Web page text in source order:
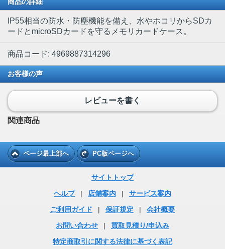
IP55相当の防水・防塵機能を備え、水やホコリからSDカ
ードとmicroSDカードを守るメモリカードケース。
商品コード: 4969887314296
お客様の声
レビューを書く
関連商品
ページ最上部へ PC版ページへ
サイトトップ
ヘルプ
| 店舗案内 |
サービス案内
ご利用ガイド
| 保証規定 |
会社概要
お問い合わせ
|
買取見積り/申込み
特定商取引に関する法律に基づく表記